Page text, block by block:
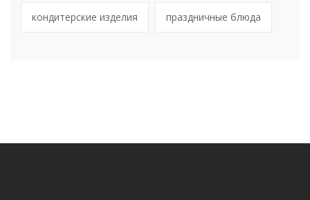
кондитерские изделия праздничные блюда